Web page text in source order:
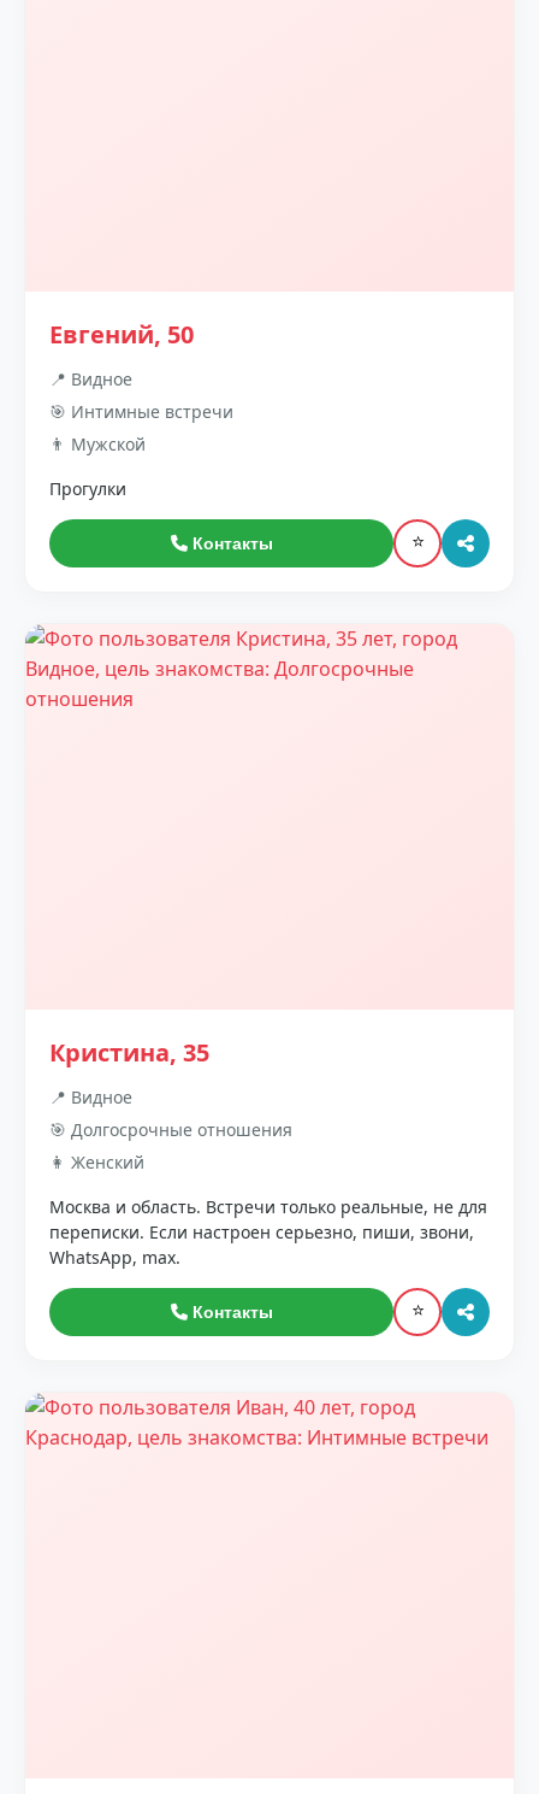
Евгений, 50
📍 Видное
🎯 Интимные встречи
👨 Мужской
Прогулки
Контакты ⭐
Кристина, 35
📍 Видное
🎯 Долгосрочные отношения
👩 Женский
Москва и область. Встречи только реальные, не для
переписки. Если настроен серьезно, пиши, звони,
WhatsApp, max.
Контакты ⭐